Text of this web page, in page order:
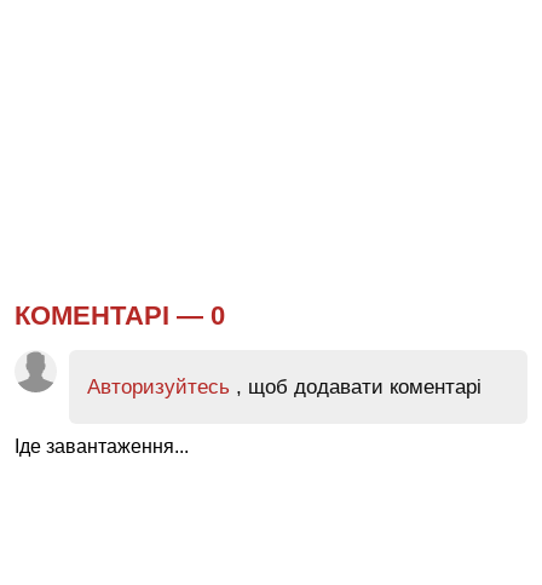
КОМЕНТАРІ — 0
Авторизуйтесь , щоб додавати коментарі
Іде завантаження...